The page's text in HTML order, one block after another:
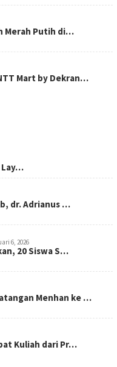
Merah Putih di…
Mart by Dekran…
Lay…
dr. Adrianus …
6, 2026
20 Siswa S…
Menhan ke …
Kuliah dari Pr…